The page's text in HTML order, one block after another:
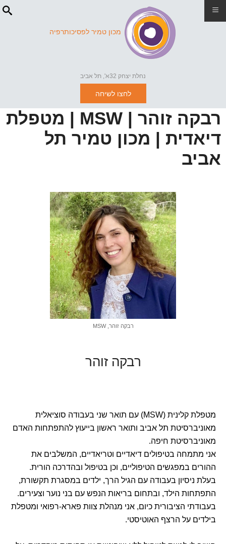
מכון טמיר לפסיכותרפיה
נחלת יצחק 32א', תל אביב
לחצו לשיחה
רבקה זוהר | MSW | מטפלת
דיאדית | מכון טמיר תל
אביב
רבקה זוהר, MSW
רבקה זוהר
מטפלת קלינית (MSW) עם תואר שני בעבודה סוציאלית
מאוניברסיטת תל אביב ותואר ראשון בייעוץ להתפתחות האדם
מאוניברסיטת חיפה.
אני מתמחה בטיפולים דיאדיים וטריאדיים, המשלבים את
ההורים במפגשים הטיפוליים, וכן בטיפול ובהדרכה הורית.
בעלת ניסיון בעבודה עם הגיל הרך, ילדים במסגרת תקשורת,
התפתחות הילד, ובתחום בריאות הנפש עם בני נוער וצעירים.
בעבודתי הציבורית כיום, אני מנהלת צוות פארא-רפואי ומטפלת
בילדים על הרצף האוטיסטי.
≡